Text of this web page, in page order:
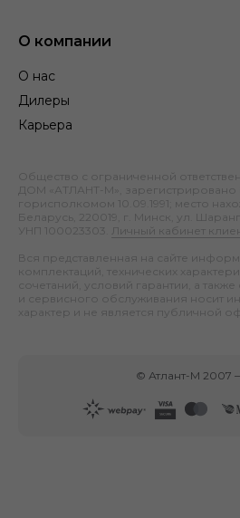
О компании
О нас
Дилеры
Карьера
Общество с ограниченной
ДОМ «АТЛАНТ-М», зарегистрировано
горисполкомом 10.09.1991; место
Беларусь, 220019, г. Минск, ул.
УНП 100023303.
Личный кабинет
Вся представленная на сайте
комплектаций, технических
сочетаний, условий гарантии, а
и сервисного обслуживания носит
характер и не является публичной
© Атлант-М 2007 –